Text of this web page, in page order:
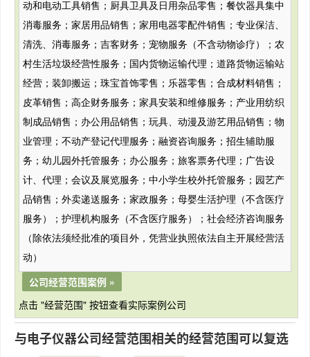
动和电动工具销售；厨具卫具及日用杂品零售；餐饮器具集中
消毒服务；家居用品销售；家用电器零配件销售；专业保洁、
清洗、消毒服务；吉客财务；宠物服务（不含动物诊疗）；农
村生活垃圾经营性服务；国内货物运输代理；道路货物运输站
经营；装卸搬运；珠宝首饰零售；乐器零售；合成材料销售；
皮革销售；高企财务服务；家具安装和维修服务；产业用纺织
制成品销售；办公用品销售；玩具、动漫及游艺用品销售；物
业管理；不动产登记代理服务；融资咨询服务；招生辅助服
务；幼儿园外托管服务；办公服务；旅客票务代理；广告设
计、代理；会议及展览服务；中小学生校外托管服务；园艺产
品销售；外卖递送服务；家政服务；母婴生活护理（不含医疗
服务）；护理机构服务（不含医疗服务）；社会经济咨询服务
（除依法须经批准的项目外，凭营业执照依法自主开展经营活
动）
公司经营范围案例 »
点击 "经营范围" 按钮查看实际案例公司
与电子仪器公司经营范围相关的经营范围可以复选